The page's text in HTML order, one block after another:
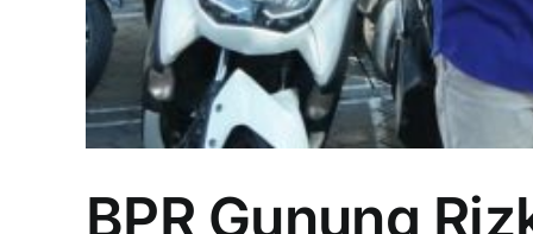
BPR Gunung